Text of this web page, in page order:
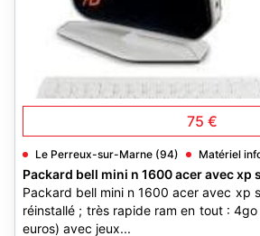
75 €
Le Perreux-sur-Marne (94) Matériel
Packard bell mini n 1600 acer avec xp
Packard bell mini n 1600 acer avec xp
réinstallé ; très rapide ram en tout :
euros) avec jeux...